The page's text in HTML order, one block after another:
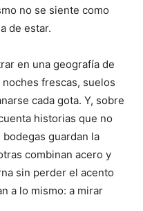
no se siente como
de estar.
en una geografía de
frescas, suelos
cada gota. Y, sobre
historias que no
guardan la
combinan acero y
sin perder el acento
a lo mismo: a mirar